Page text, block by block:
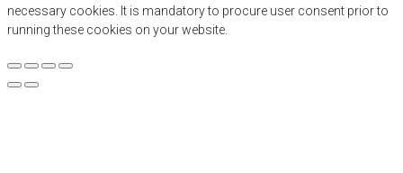
necessary cookies. It is mandatory to procure user consent prior to
running these cookies on your website.